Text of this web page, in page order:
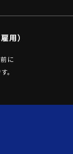
用）
に
。